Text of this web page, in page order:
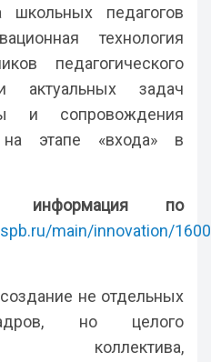
школьных педагогов
технология
педагогического
актуальных задач
и сопровождения
этапе «входа» в
информация по
main/innovation/
не отдельных
но целого
коллектива,